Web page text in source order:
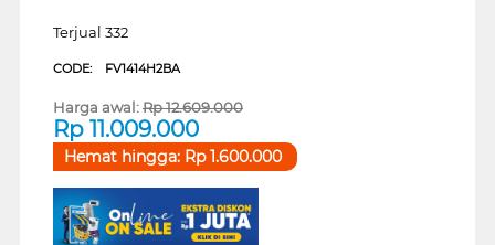
Terjual 332
CODE: FV1414H2BA
Harga awal:Rp12.609.000
Rp 11.009.000
Hemat hingga: Rp1.600.000